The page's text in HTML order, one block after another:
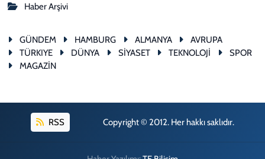
Haber Arşivi
GÜNDEM HAMBURG ALMANYA
AVRUPA
TÜRKIYE
DÜNYA SİYASET TEKNOLOJİ
SPOR
MAGAZİN
RSS Copyright © 2012. Her hakkı saklıdır.